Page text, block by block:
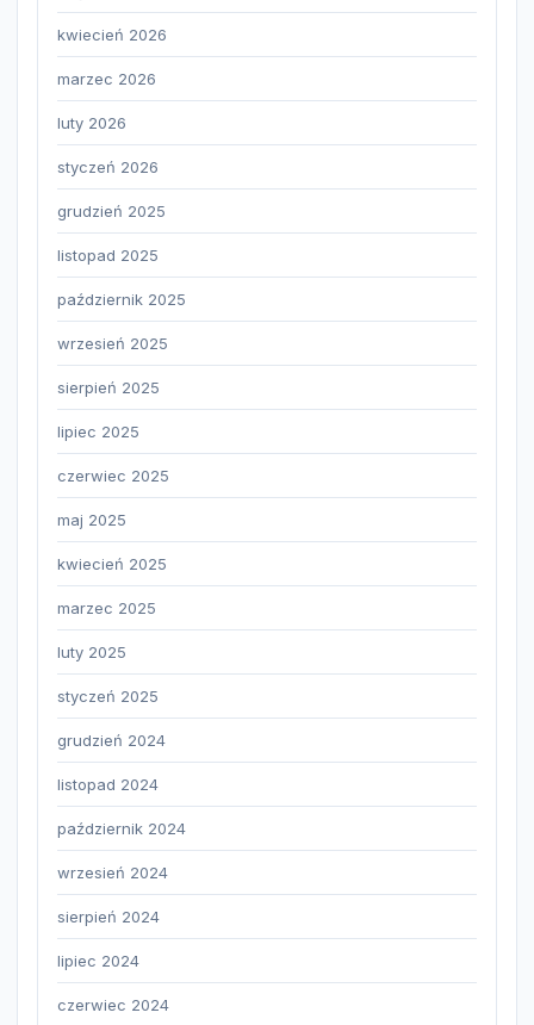
kwiecień 2026
marzec 2026
luty 2026
styczeń 2026
grudzień 2025
listopad 2025
październik 2025
wrzesień 2025
sierpień 2025
lipiec 2025
czerwiec 2025
maj 2025
kwiecień 2025
marzec 2025
luty 2025
styczeń 2025
grudzień 2024
listopad 2024
październik 2024
wrzesień 2024
sierpień 2024
lipiec 2024
czerwiec 2024